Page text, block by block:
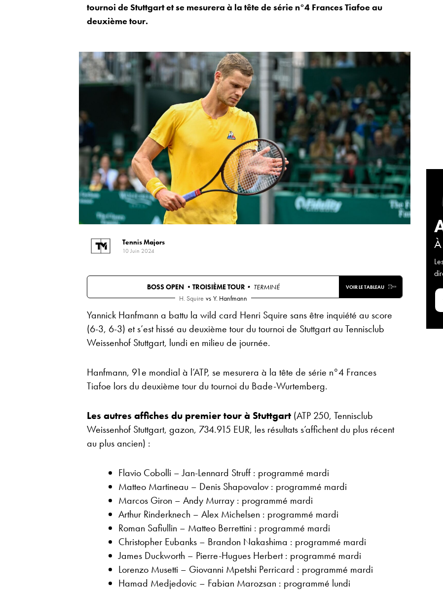
tournoi de Stuttgart et se mesurera à la tête de série n°4 Frances Tiafoe au
deuxième tour.
Tennis Majors
10 Juin 2024
BOSS OPEN • TROISIÈME TOUR • TERMINÉ VOIR LE TABLEAU
H. Squire vs Y. Hanfmann
Yannick Hanfmann a battu la wild card Henri Squire sans être inquiété au score
(6-3, 6-3) et s’est hissé au deuxième tour du tournoi de Stuttgart au Tennisclub
Weissenhof Stuttgart, lundi en milieu de journée.
Hanfmann, 91e mondial à l’ATP, se mesurera à la tête de série n°4 Frances
Tiafoe lors du deuxième tour du tournoi du Bade-Wurtemberg.
Les autres affiches du premier tour à Stuttgart (ATP 250, Tennisclub
Weissenhof Stuttgart, gazon, 734.915 EUR, les résultats s’affichent du plus récent
au plus ancien) :
Flavio Cobolli – Jan-Lennard Struff : programmé mardi
Matteo Martineau – Denis Shapovalov : programmé mardi
Marcos Giron – Andy Murray : programmé mardi
Arthur Rinderknech – Alex Michelsen : programmé mardi
Roman Safiullin – Matteo Berrettini : programmé mardi
Christopher Eubanks – Brandon Nakashima : programmé mardi
James Duckworth – Pierre-Hugues Herbert : programmé mardi
Lorenzo Musetti – Giovanni Mpetshi Perricard : programmé mardi
Hamad Medjedovic – Fabian Marozsan : programmé lundi